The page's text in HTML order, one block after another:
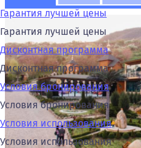
Гарантия лучшей цены
Гарантия лучшей цены
Дисконтная программа
Дисконтная программа
Условия бронирования
Условия бронирования
Условия использования
Условия использования